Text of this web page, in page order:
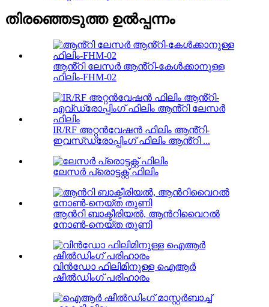
തിരഞ്ഞെടുത്ത ഉൽപ്പന്നം
ആൻ്റി ലേസർ ആൻ്റി-കേൾക്കാനുള്ള
ഫിലിം-FHM-02
IR/RF അറ്റൻവേഷൻ ഫിലിം ആൻ്റി-
ഇവസ്‌ഡ്രോപ്പിംഗ് ഫിലിം ആൻ്റി ...
ലേസർ പ്രൊട്ടക്റ്റ് ഫിലിം
ആൻറി ബാക്ടീരിയൽ, ആൻറിവൈറൽ
നോൺ-നെയ്ത തുണി
വിൻഡോ ഫിലിമിനുള്ള ഐആർ
ഷീൽഡിംഗ് പരിഹാരം